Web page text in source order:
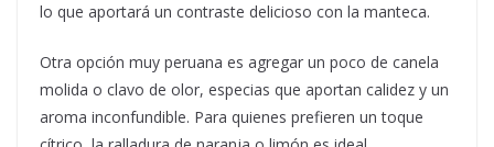
lo que aportará un contraste delicioso con la manteca.
Otra opción muy peruana es agregar un poco de canela
molida o clavo de olor, especias que aportan calidez y un
aroma inconfundible. Para quienes prefieren un toque